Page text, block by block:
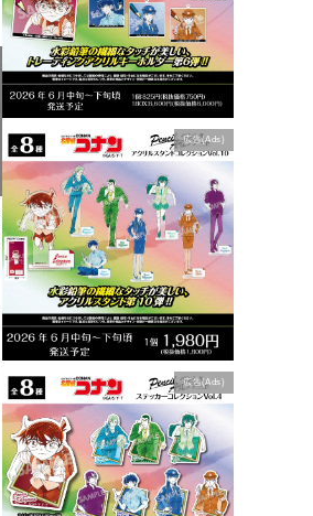
広告(Ads)
広告(Ads)